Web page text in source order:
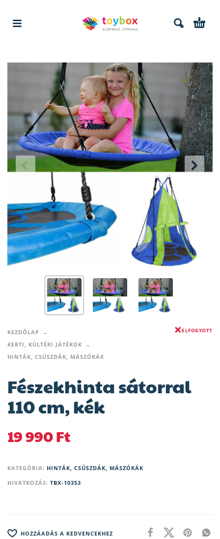
KEZDŐLAP
KERTI, KÜLTÉRI JÁTÉKOK
HINTÁK, CSÚSZDÁK, MÁSZÓKÁK
ELFOGYOTT
Fészekhinta sátorral
110 cm, kék
19 990Ft
KATEGÓRIA: HINTÁK, CSÚSZDÁK, MÁSZÓKÁK
HIVATKOZÁS: TBX-10353
HOZZÁADÁS A KEDVENCEKHEZ